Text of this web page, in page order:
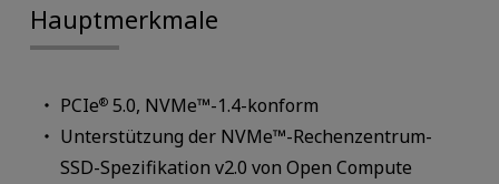
Hauptmerkmale
PCIe® 5.0, NVMe™-1.4-konform
Unterstützung der NVMe™-Rechenzentrum-
SSD-Spezifikation v2.0 von Open Compute